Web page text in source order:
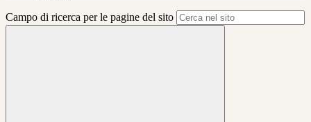
Campo di ricerca per le pagine del sito